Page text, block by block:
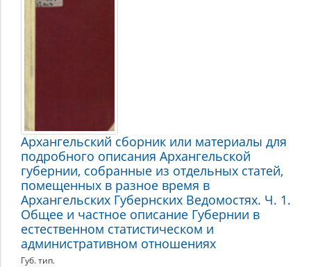
конце
начале
века
Архангельский сборник или материалы для
подробного описания Архангельской
губернии, собранные из отдельных статей,
помещенных в разное время в
Архангельских Губернских Ведомостях. Ч. 1.
Общее и частное описание Губернии в
естественном статистическом и
административном отношениях
Губ. тип.